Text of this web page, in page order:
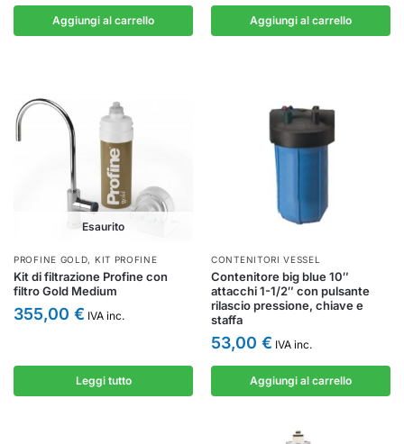
Aggiungi al carrello Aggiungi al carrello
Esaurito
PROFINE GOLD, KIT PROFINE
Kit di filtrazione Profine con
filtro Gold Medium
355,00 € IVA inc.
Leggi tutto
CONTENITORI VESSEL
Contenitore big blue 10″
attacchi 1-1/2″ con pulsante
rilascio pressione, chiave e
staffa
53,00 € IVA inc.
Aggiungi al carrello